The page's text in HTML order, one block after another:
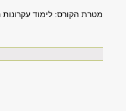
מטרת הקורס: לימוד עקרונות